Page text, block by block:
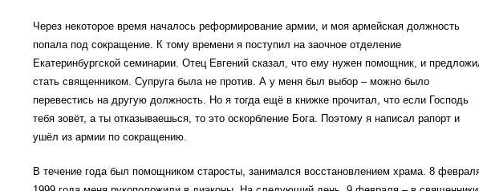
Через некоторое время началось реформирование армии, и моя армейская должность
попала под сокращение. К тому времени я поступил на заочное отделение
Екатеринбургской семинарии. Отец Евгений сказал, что ему нужен помощник, и
стать священником. Супруга была не против. А у меня был выбор – можно было
перевестись на другую должность. Но я тогда ещё в книжке прочитал, что если Господь
тебя зовёт, а ты отказываешься, то это оскорбление Бога. Поэтому я написал рапорт и
ушёл из армии по сокращению.
В течение года был помощником старосты, занимался восстановлением храма. 8